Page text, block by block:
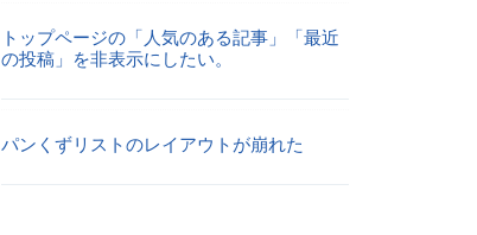
トップページの「人気のある記事」「最近
の投稿」を非表示にしたい。
パンくずリストのレイアウトが崩れた